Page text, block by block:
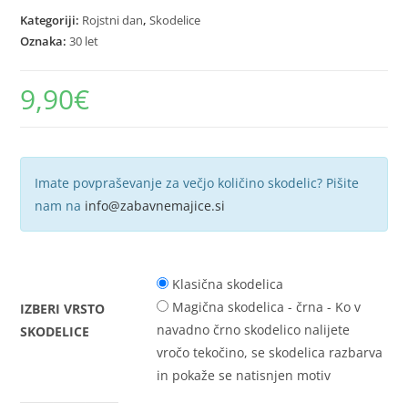
Kategoriji: Rojstni dan,Skodelice
Oznaka:30 let
9,90€
Imate povpraševanje za večjo količino skodelic? Pišite
nam na info@zabavnemajice.si
IZBERI VRSTO
SKODELICE
Klasična skodelica
Magična skodelica - črna - Ko v
navadno črno skodelico nalijete
vročo tekočino, se skodelica razbarva
in pokaže se natisnjen motiv